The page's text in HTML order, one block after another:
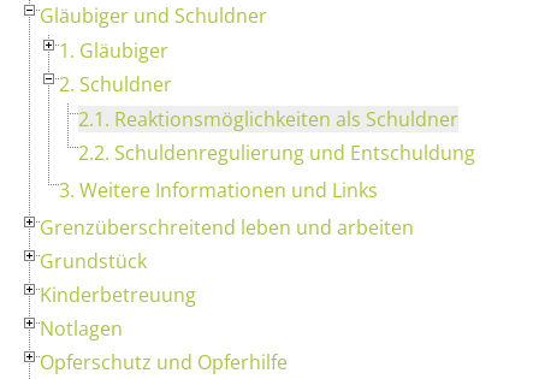
Gläubiger und Schuldner
1. Gläubiger
2. Schuldner
2.1. Reaktionsmöglichkeiten als Schuldner
2.2. Schuldenregulierung und Entschuldung
3. Weitere Informationen und Links
Grenzüberschreitend leben und arbeiten
Grundstück
Kinderbetreuung
Notlagen
Opferschutz und Opferhilfe